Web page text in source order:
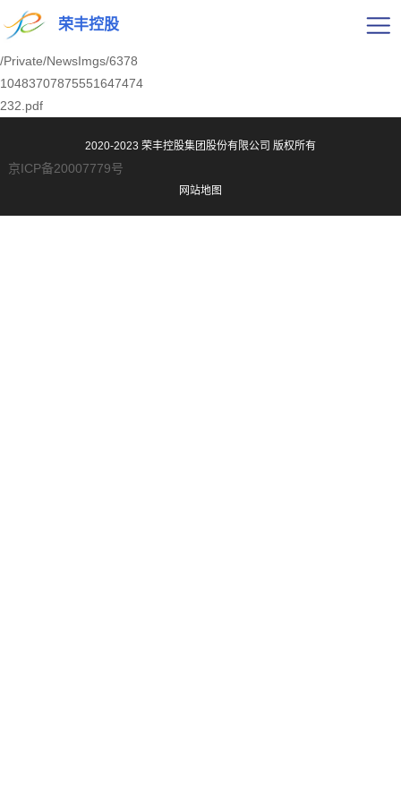
荣丰控股
/Private/NewsImgs/6378
10483707875551647474
232.pdf
2020-2023 荣丰控股集团股份有限公司 版权所有
京ICP备20007779号
网站地图